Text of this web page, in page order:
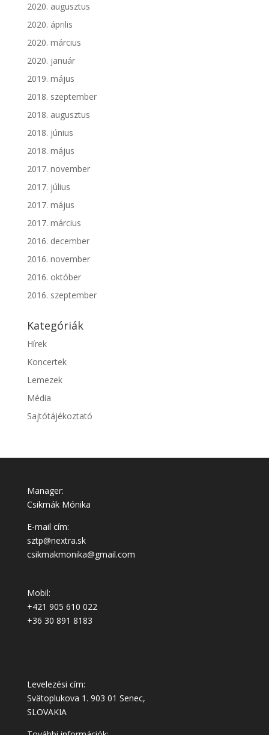
2020. augusztus
2020. április
2020. március
2020. január
2019. május
2018. szeptember
2018. augusztus
2018. június
2018. május
2017. november
2017. július
2017. május
2017. március
2016. december
2016. november
2016. október
2016. szeptember
Kategóriák
Hírek
Koncertek
Lemezek
Média
Sajtótájékoztató
Manager:
Csikmák Mónika
E-mail cím:
sztp@nextra.sk
csikmakmonika@gmail.com
Mobil:
+421 905 610 022
+36 30 891 8183
Levelezési cím:
Svätoplukova 1. 903 01 Senec,
SLOVAKIA